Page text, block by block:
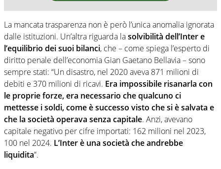
La mancata trasparenza non è però l’unica anomalia ignorata
dalle istituzioni. Un’altra riguarda lasolvibilità dell’Inter e
l’equilibrio dei suoi bilanci, che – come spiega l’esperto di
diritto penale dell’economia Gian Gaetano Bellavia – sono
sempre stati: “Un disastro, nel 2020 aveva 871 milioni di
debiti e 370 milioni di ricavi. Era impossibile risanarla con
le proprie forze, era necessario che qualcuno ci
mettesse i soldi, come è successo visto che si è salvata e
che la società operava senza capitale. Anzi, avevano
capitale negativo per cifre importati: 162 milioni nel 2023,
100 nel 2024. L’Inter è una società che andrebbe
liquidita”.